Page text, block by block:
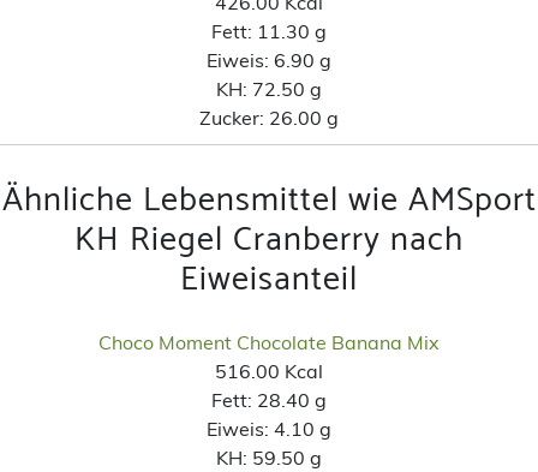
Fett: 11.30 g
Eiweis: 6.90 g
KH: 72.50 g
Zucker: 26.00 g
Ähnliche Lebensmittel wie AMSport
KH Riegel Cranberry nach
Eiweisanteil
Choco Moment Chocolate Banana Mix
516.00 Kcal
Fett: 28.40 g
Eiweis: 4.10 g
KH: 59.50 g